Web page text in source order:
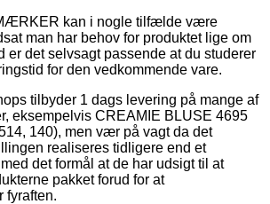
kan i nogle tilfælde være
man har behov for produktet lige om
er det selvsagt passende at du studerer
for den vedkommende vare.
tilbyder 1 dags levering på mange af
eksempelvis CREAMIE BLUSE 4695
140), men vær på vagt da det
realiseres tidligere end et
det formål at de har udsigt til at
pakket forud for at
fyraften.